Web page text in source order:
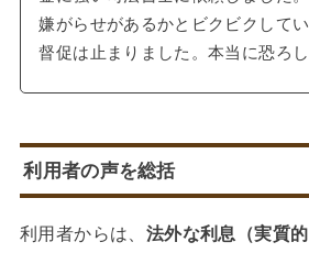
嫌がらせがあるかとビクビクして
督促は止まりました。本当に恐ろし
利用者の声を総括
利用者からは、 法外な利息（実質